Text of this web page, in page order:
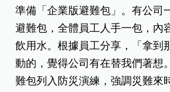
準備「企業版避難包」。有公司
避難包，全體員工人手一包，內
飲用水。根據員工分享，「拿到
動的，覺得公司有在替我們著想
難包列入防災演練，強調災難來